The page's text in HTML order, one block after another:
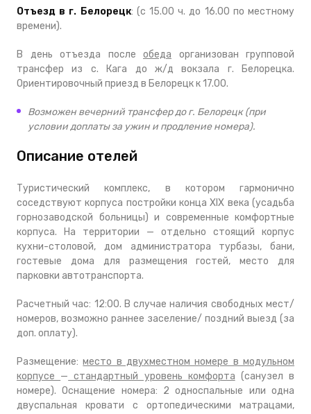
Отъезд в г. Белорецк: (с 15.00 ч. до 16.00 по местному
времени).
В день отъезда после обеда организован групповой
трансфер из с. Кага до ж/д вокзала г. Белорецка.
Ориентировочный приезд в Белорецк к 17.00.
Возможен вечерний трансфер до г. Белорецк (при
условии доплаты за ужин и продление номера).
Описание отелей
Туристический комплекс, в котором гармонично
соседствуют корпуса постройки конца XIX века (усадьба
горнозаводской больницы) и современные комфортные
корпуса. На территории — отдельно стоящий корпус
кухни-столовой, дом администратора турбазы, бани,
гостевые дома для размещения гостей, место для
парковки автотранспорта.
Расчетный час: 12:00. В случае наличия свободных мест/
номеров, возможно раннее заселение/ поздний выезд (за
доп. оплату).
Размещение:место в двухместном номере в модульном
корпусе — стандартный уровень комфорта (санузел в
номере). Оснащение номера: 2 односпальные или одна
двуспальная кровати с ортопедическими матрацами,